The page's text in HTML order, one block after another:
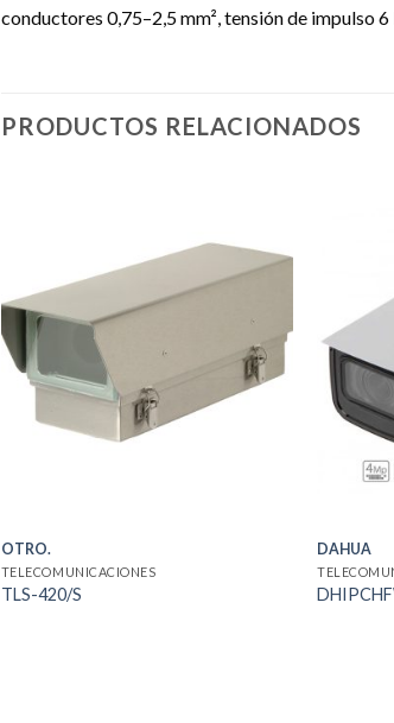
conductores 0,75–2,5 mm², tensión de impulso
PRODUCTOS RELACIONADOS
OTRO.
TELECOMUNICACIONES
TLS-420/S
DAHUA